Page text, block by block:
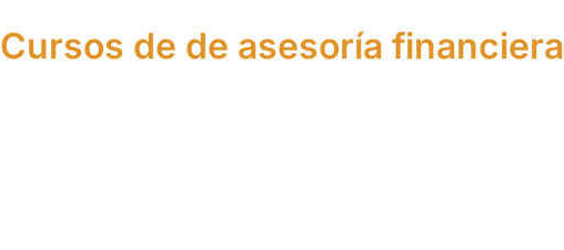
Cursos de de asesoría financiera